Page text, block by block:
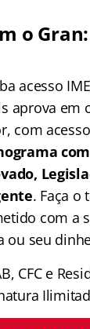
o
acesso
aprova em
com
. Faça o
com a
ou seu
CFC e